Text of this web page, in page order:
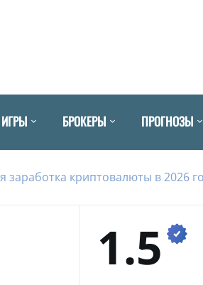
ИГРЫ БРОКЕРЫ ПРОГНОЗЫ
криптовалюты в 2026
1.5